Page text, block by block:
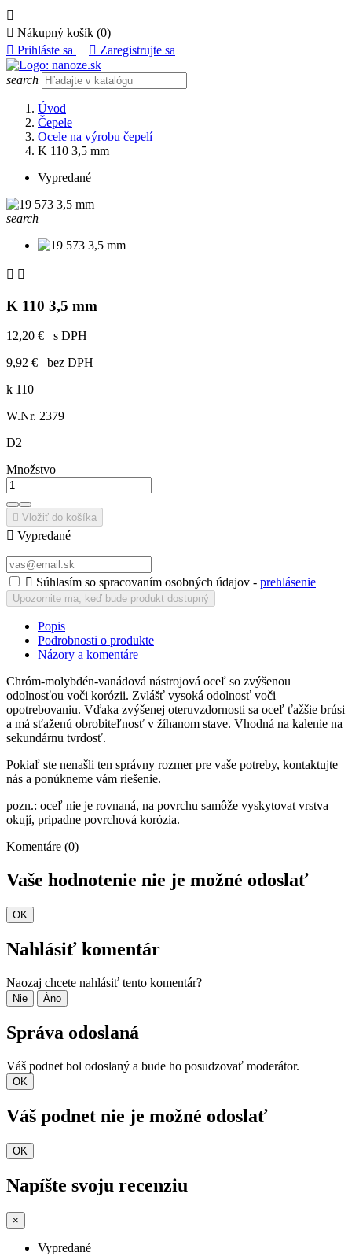

 Nákupný košík (0)
 Prihláste sa  Zaregistrujte sa
search
Úvod
Čepele
Ocele na výrobu čepelí
K 110 3,5 mm
Vypredané
search
 
K 110 3,5 mm
12,20 €
s DPH
9,92 €
bez DPH
k 110
W.Nr. 2379
D2
Množstvo
 Vložiť do košíka
 Vypredané
 Súhlasím so spracovaním osobných údajov - prehlásenie
Upozornite ma, keď bude produkt dostupný
Popis
Podrobnosti o produkte
Názory a komentáre
Chróm-molybdén-vanádová nástrojová oceľ so zvýšenou
odolnosťou voči korózii. Zvlášť vysoká odolnosť voči
opotrebovaniu. Vďaka zvýšenej oteruvzdornosti sa oceľ ťažšie brúsi
a má sťaženú obrobiteľnosť v žíhanom stave. Vhodná na kalenie na
sekundárnu tvrdosť.
Pokiaľ ste nenašli ten správny rozmer pre vaše potreby, kontaktujte
nás a ponúkneme vám riešenie.
pozn.: oceľ nie je rovnaná, na povrchu samôže vyskytovat vrstva
okují, pripadne povrchová korózia.
Komentáre (0)
Vaše hodnotenie nie je možné odoslať
OK
Nahlásiť komentár
Naozaj chcete nahlásiť tento komentár?
Nie Áno
Správa odoslaná
Váš podnet bol odoslaný a bude ho posudzovať moderátor.
OK
Váš podnet nie je možné odoslať
OK
Napíšte svoju recenziu
×
Vypredané